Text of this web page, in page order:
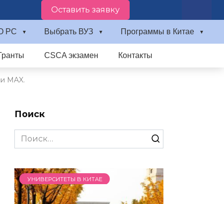
Оставить заявку
PC Выбрать ВУЗ Программы в Китае
CSCA экзамен Контакты
MAX.
Поиск
Search
for:
УНИВЕРСИТЕТЫ В КИТАЕ